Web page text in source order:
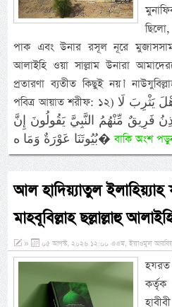
পাক এবং উনার রসূল নূরে মুজাসসাম
আলাইহি ওয়া সাল্লাম উনারা
প্রতারণা ব্যতীত কিছুই নয়।’
পবিত্র আয়াত শরীফ: ১২) وَإِذْ قَالَت طَّائِفَةٌ مِّنْهُمْ يَا أَهْلَ يَثْرِبَ لَا
فَرِيقٌ مِّنْهُمُ النَّبِيَّ يَقُولُونَ إِنَّ
بُيُوتَنَا عَوْرَةٌ وَمَا ه�বাকি অংশ
আল হাদিয়্যাতুল ইলাহিয়্যাহ
মাহবূবিল্লাহ ছল্লাল্লাহু
» ০৫ আগস্ট, ২০২৬ ১২:০০ এএম, ইয়াওমুল
হযরত
কর্তৃক